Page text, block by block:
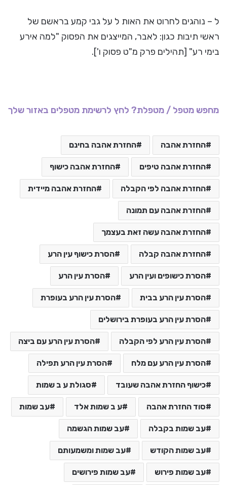
ל – נוהגים לחרוט את האות ל על גבי קמע בראשם של
ראשי תיבות כגון: לאבר, המייצגים את הפסוק "למה אירע
בימי רע" [תהילים פרק מ"ט פסוק ו'].
מחפש מטפל / מטפלת? לחץ לרשימת מטפלים באזור שלך
החזרת אהבה החזרת אהבה בחינם
החזרת אהבה טיפים החזרת אהבה כישוף
החזרת אהבה לפי הקבלה החזרת אהבה מיידית
החזרת אהבה עם תמונה
החזרת אהבה עשה זאת בעצמך
החזרת אהבה קבלה הסרת כישוף עין הרע
הסרת כישופים ועין הרע הסרת עין הרע
הסרת עין הרע בבית הסרת עין הרע בעופרת
הסרת עין הרע בעופרת בירושלים
הסרת עין הרע לפי הקבלה הסרת עין הרע עם ביצה
הסרת עין הרע עם מלח הסרת עין הרע תפילה
כישוף החזרת אהבה שעובד סגולת ע ב שמות
סוד החזרת אהבה ע ב שמות אלד עב שמות
עב שמות בקבלה עב שמות הגשמה
עב שמות הקודש עב שמות ומשמעותם
עב שמות פירוש עב שמות פירושים